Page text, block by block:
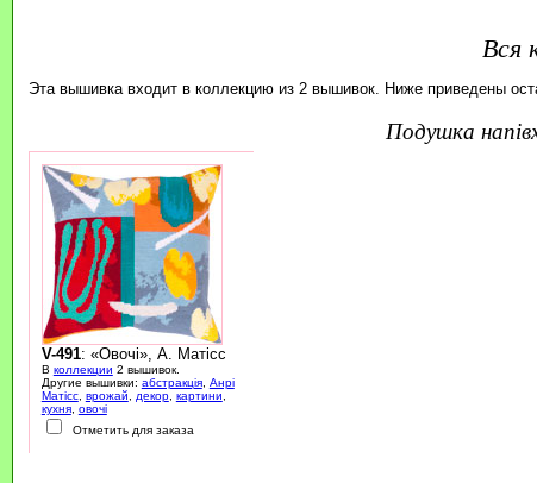
Вся
Эта вышивка входит в коллекцию из 2 вышивок. Ниже приведены
подушка
V-491: «Овочі», А. Матісс
В коллекции 2 вышивок.
Другие вышивки: абстракція, Анрі
Матісс, врожай декор, картини
кухня, овочі
Отметить для заказа